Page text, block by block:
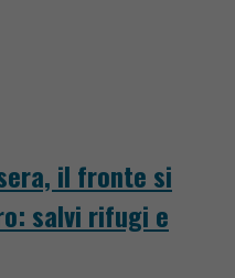
il fronte si
salvi rifugi e